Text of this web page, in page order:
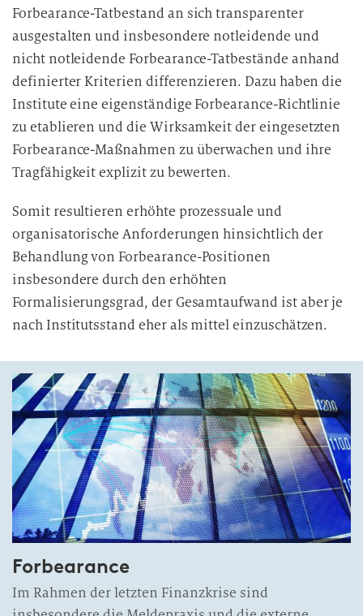
Forbearance-Tatbestand an sich transparenter
ausgestalten und insbesondere notleidende und
nicht notleidende Forbearance-Tatbestände anhand
definierter Kriterien differenzieren. Dazu haben die
Institute eine eigenständige Forbearance-Richtlinie
zu etablieren und die Wirksamkeit der eingesetzten
Forbearance-Maßnahmen zu überwachen und ihre
Tragfähigkeit explizit zu bewerten.
Somit resultieren erhöhte prozessuale und
organisatorische Anforderungen hinsichtlich der
Behandlung von Forbearance-Positionen
insbesondere durch den erhöhten
Formalisierungsgrad, der Gesamtaufwand ist aber je
nach Institutsstand eher als mittel einzuschätzen.
Forbearance
Im Rahmen der letzten Finanzkrise sind